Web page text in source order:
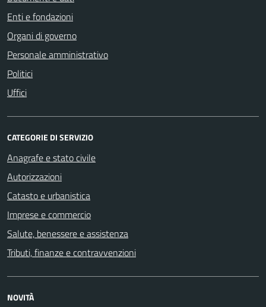
Enti e fondazioni
Organi di governo
Personale amministrativo
Politici
Uffici
CATEGORIE DI SERVIZIO
Anagrafe e stato civile
Autorizzazioni
Catasto e urbanistica
Imprese e commercio
Salute, benessere e assistenza
Tributi, finanze e contravvenzioni
NOVITÀ